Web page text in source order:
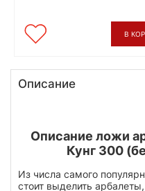
В
Описание
Описание ложи
Кунг 300
Из числа самого
стоит выделить